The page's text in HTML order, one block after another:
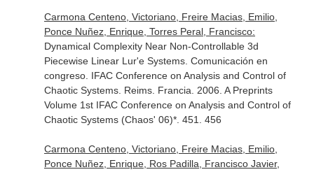
Carmona Centeno, Victoriano, Freire Macias, Emilio,
Ponce Nuñez, Enrique, Torres Peral, Francisco:
Dynamical Complexity Near Non-Controllable 3d
Piecewise Linear Lur'e Systems. Comunicación en
congreso. IFAC Conference on Analysis and Control of
Chaotic Systems. Reims. Francia. 2006. A Preprints
Volume 1st IFAC Conference on Analysis and Control of
Chaotic Systems (Chaos' 06)*. 451. 456
Carmona Centeno, Victoriano, Freire Macias, Emilio,
Ponce Nuñez, Enrique, Ros Padilla, Francisco Javier,